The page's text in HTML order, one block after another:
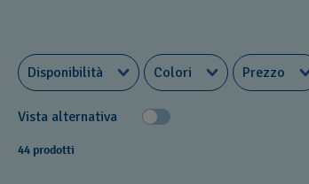
Disponibilità Colori Prezzo
Vista alternativa
44 prodotti